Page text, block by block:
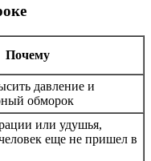
Почему
давление и
обморок
или удушья,
еще не пришел в